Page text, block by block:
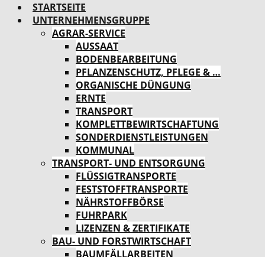
STARTSEITE
UNTERNEHMENSGRUPPE
AGRAR-SERVICE
AUSSAAT
BODENBEARBEITUNG
PFLANZENSCHUTZ, PFLEGE & …
ORGANISCHE DÜNGUNG
ERNTE
TRANSPORT
KOMPLETTBEWIRTSCHAFTUNG
SONDERDIENSTLEISTUNGEN
KOMMUNAL
TRANSPORT- UND ENTSORGUNG
FLÜSSIGTRANSPORTE
FESTSTOFFTRANSPORTE
NÄHRSTOFFBÖRSE
FUHRPARK
LIZENZEN & ZERTIFIKATE
BAU- UND FORSTWIRTSCHAFT
BAUMFÄLLARBEITEN